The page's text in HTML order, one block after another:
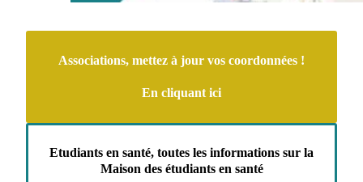
Associations, mettez à jour vos coordonnées !
En cliquant ici
Etudiants en santé, toutes les informations sur la
Maison des étudiants en santé